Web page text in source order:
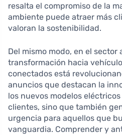
resalta el compromiso de la
ambiente puede atraer más
valoran la sostenibilidad.
Del mismo modo, en el sector
transformación hacia
conectados está
anuncios que destacan la
los nuevos modelos
clientes, sino que también
urgencia para aquellos que
vanguardia. Comprender y